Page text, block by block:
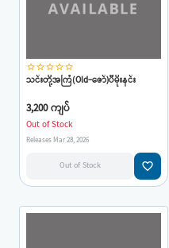
star_borderstar_borderstar_borderstar_borderstar_border
သင်းတို့အကြံ(Old-ဇော်)ပီမိုးနင်း
3,200 ကျပ်
Out of Stock
Releases Mar 28, 2026
Out of Stock favorite_border